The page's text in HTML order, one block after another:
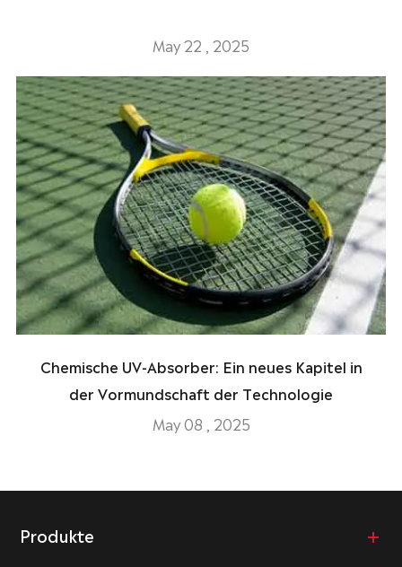
May 22 , 2025
Chemische UV-Absorber: Ein neues Kapitel in
der Vormundschaft der Technologie
May 08 , 2025
Produkte